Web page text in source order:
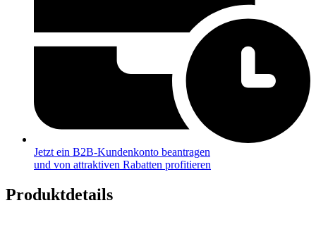
Jetzt ein B2B-Kundenkonto beantragen
und von attraktiven Rabatten profitieren
Produktdetails